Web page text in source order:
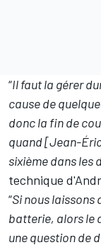
“Il faut la gérer
cause de
donc la fin de
quand [Jean-
sixième dans les
technique
“Si nous laissons
batterie, alors le
une question de